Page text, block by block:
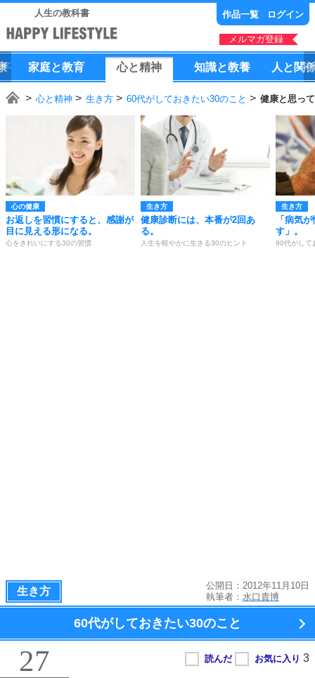
人生の教科書 作品一覧 ログイン
メルマガ登録
家庭と教育 心と精神 知識と教養 人 と 関
心と精神 生き方 60代がしておきたい30のこと 健康と思っ
心の健康
お返しを習慣にすると、感謝が
目に見える形になる。
心をきれいにする30の習慣
生き方
健康診断には、本番が2回あ
る。
人生を軽やかに生きる30のヒント
生き方
「病気
す」。
90代がして
生き方
公開日：2012年11月10日
執筆者： 水口貴博
60代がしておきたい30のこと
27